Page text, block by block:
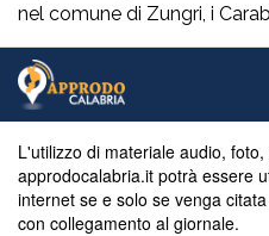
nel comune di Zungri, i
hanno tratto in arresto,
43enne di nazionalità
è ritenuto, allo stato degli
L'utilizzo di materiale audio,
approdocalabria.it potrà essere
internet se e solo se venga
con collegamento al giornale.